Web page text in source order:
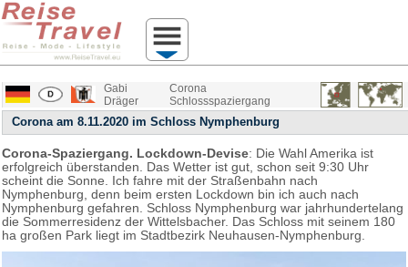
Gabi
Dräger
Corona
Schlossspaziergang
Corona am 8.11.2020 im Schloss Nymphenburg
Corona-Spaziergang. Lockdown-Devise: Die Wahl Amerika ist
erfolgreich überstanden. Das Wetter ist gut, schon seit 9:30 Uhr
scheint die Sonne. Ich fahre mit der Straßenbahn nach
Nymphenburg, denn beim ersten Lockdown bin ich auch nach
Nymphenburg gefahren. Schloss Nymphenburg war jahrhundertelang
die Sommerresidenz der Wittelsbacher. Das Schloss mit seinem 180
ha großen Park liegt im Stadtbezirk Neuhausen-Nymphenburg.